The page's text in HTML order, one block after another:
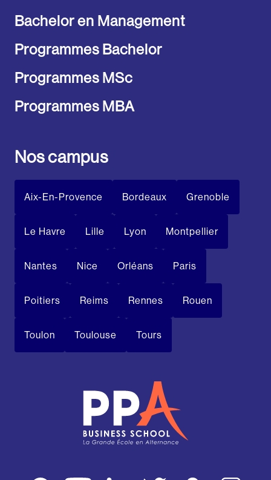
Bachelor en Management
Programmes Bachelor
Programmes MSc
Programmes MBA
Nos campus
Aix-En-Provence Bordeaux Grenoble
Le Havre Lille Lyon Montpellier
Nantes Nice Orléans Paris
Poitiers Reims Rennes Rouen
Toulon Toulouse Tours